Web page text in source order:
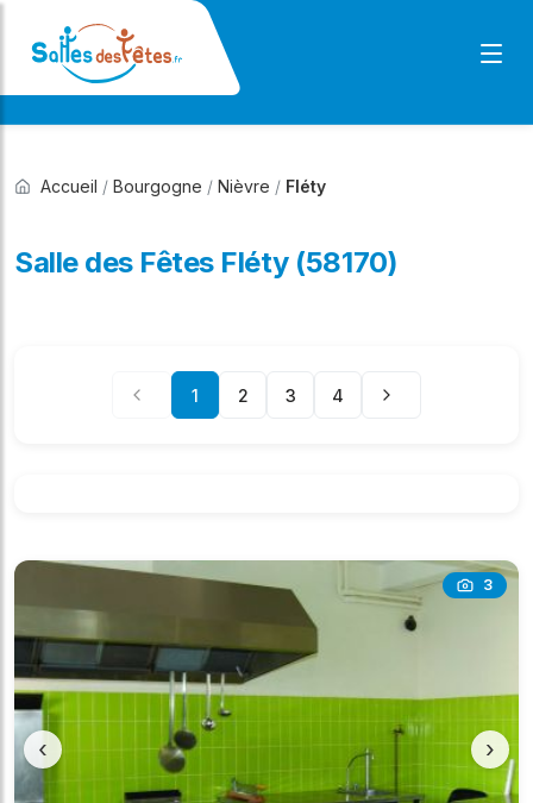
Accueil / Bourgogne / Nièvre / Fléty
Salle des Fêtes Fléty (58170)
1 2 3 4
3
‹ ›